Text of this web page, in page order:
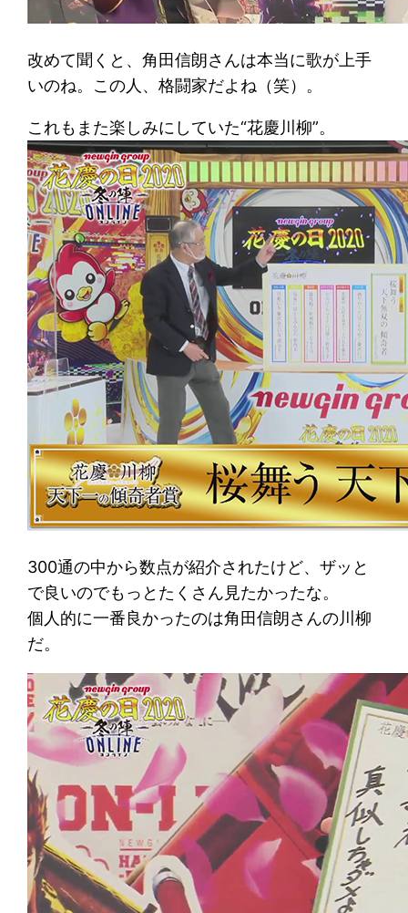
改めて聞くと、角田信朗さんは本当に歌が上手
いのね。この人、格闘家だよね（笑）。
これもまた楽しみにしていた“花慶川柳”。
300通の中から数点が紹介されたけど、ザッと
で良いのでもっとたくさん見たかったな。
個人的に一番良かったのは角田信朗さんの川柳
だ。